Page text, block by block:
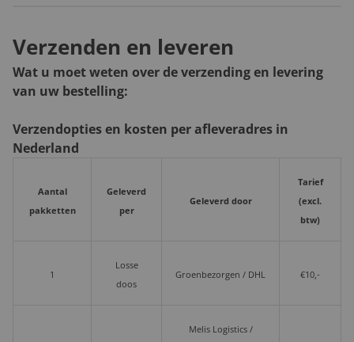
Verzenden en leveren
Wat u moet weten over de verzending en levering
van uw bestelling:
Verzendopties en kosten per afleveradres in
Nederland
Aantal
pakketten
Geleverd
per
Geleverd door
Tarief
(excl.
btw)
1
Losse
doos
Groenbezorgen / DHL €10,-
Melis Logistics /